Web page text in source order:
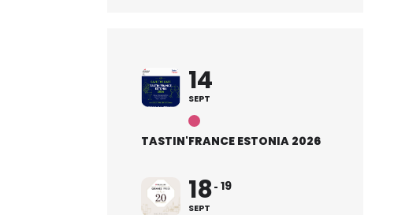
14
SEPT
TASTIN'FRANCE ESTONIA 2026
18
SEPT
19